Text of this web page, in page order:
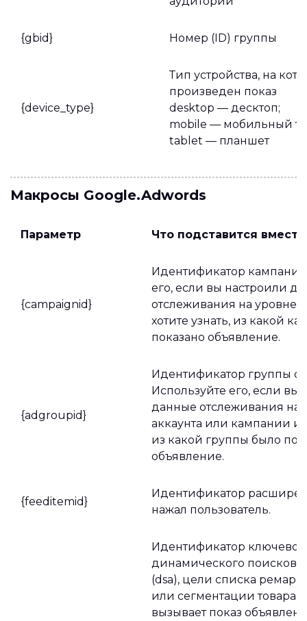
{gbid} Номер (ID) группы
{device_type}
Тип устройства, на
произведен показ
desktop — десктоп;
mobile — мобильный
tablet — планшет
Макросы Google.Adwords
Параметр Что подставится
{campaignid}
Идентификатор
его, если вы настроили
отслеживания на уровне
хотите узнать, из какой
показано объявление.
{adgroupid}
Идентификатор группы
Используйте его, если вы
данные отслеживания на
аккаунта или кампании и
из какой группы было
объявление.
{feeditemid}
Идентификатор
нажал пользователь.
Идентификатор
динамического
(dsa), цели списка
или сегментации товара
вызывает показ